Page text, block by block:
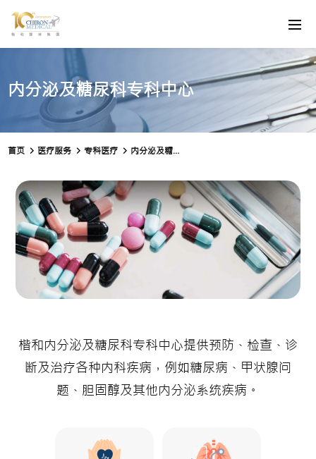
内分泌及糖尿科专科中心
首页 医疗服务 专科医疗 内分泌及糖尿科专科中心
楷和内分泌及糖尿科专科中心提供预防、检查、诊
断及治疗各种内科疾病，例如糖尿病、甲状腺问
题、胆固醇及其他内分泌系统疾病。